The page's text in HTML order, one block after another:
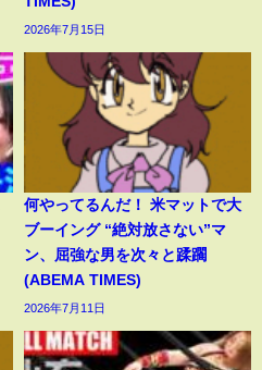
2026年7月15日
何やってるんだ！ 米マットで大
ブーイング “絶対放さない”マ
ン、屈強な男を次々と蹂躙
(ABEMA TIMES)
2026年7月11日